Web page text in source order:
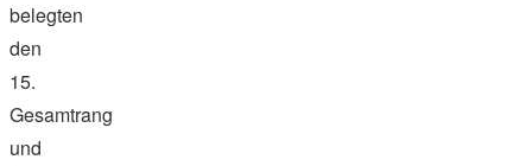
belegten
den
15.
Gesamtrang
und